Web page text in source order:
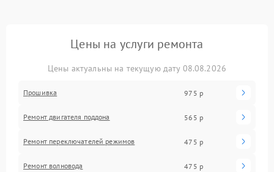
Цены на услуги ремонта
Цены актуальны на текущую дату 08.08.2026
Прошивка 975 р
Ремонт двигателя поддона 565 р
Ремонт переключателей режимов 475 р
Ремонт волновода 475 р